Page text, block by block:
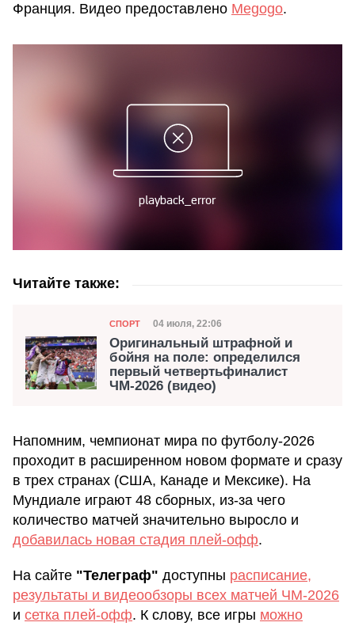
Франция. Видео предоставлено Mеgogo.
Читайте также:
Категория
СПОРТ Дата публикации
04 июля, 22:06
Оригинальный штрафной и
бойня на поле: определился
первый четвертьфиналист
ЧМ-2026 (видео)
Напомним, чемпионат мира по футболу-2026
проходит в расширенном новом формате и сразу
в трех странах (США, Канаде и Мексике). На
Мундиале играют 48 сборных, из-за чего
количество матчей значительно выросло и
добавилась новая стадия плей-офф.
На сайте "Телеграф" доступны расписание,
результаты и видеообзоры всех матчей ЧМ-2026
и сетка плей-офф. К слову, все игры можно